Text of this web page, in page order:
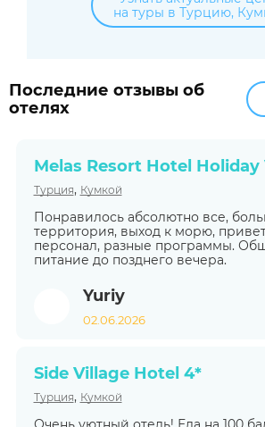
на туры в Турцию,
Последние отзывы об
отелях
Melas Resort Hotel Holiday
Турция, Кумкой
Понравилось абсолютно все,
территория, выход к морю,
персонал, разные программы.
питание до позднего вечера.
Yuriy
02.06.2026
Side Village Hotel 4*
Турция, Кумкой